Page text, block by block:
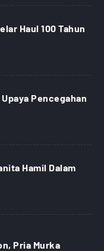
Haul 100 Tahun
Pencegahan
Hamil Dalam
Pria Murka